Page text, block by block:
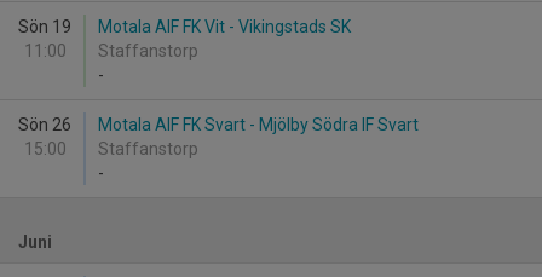
Sön 19
11:00
Motala AIF FK Vit - Vikingstads SK
Staffanstorp
-
Sön 26
15:00
Motala AIF FK Svart - Mjölby Södra IF Svart
Staffanstorp
-
Juni